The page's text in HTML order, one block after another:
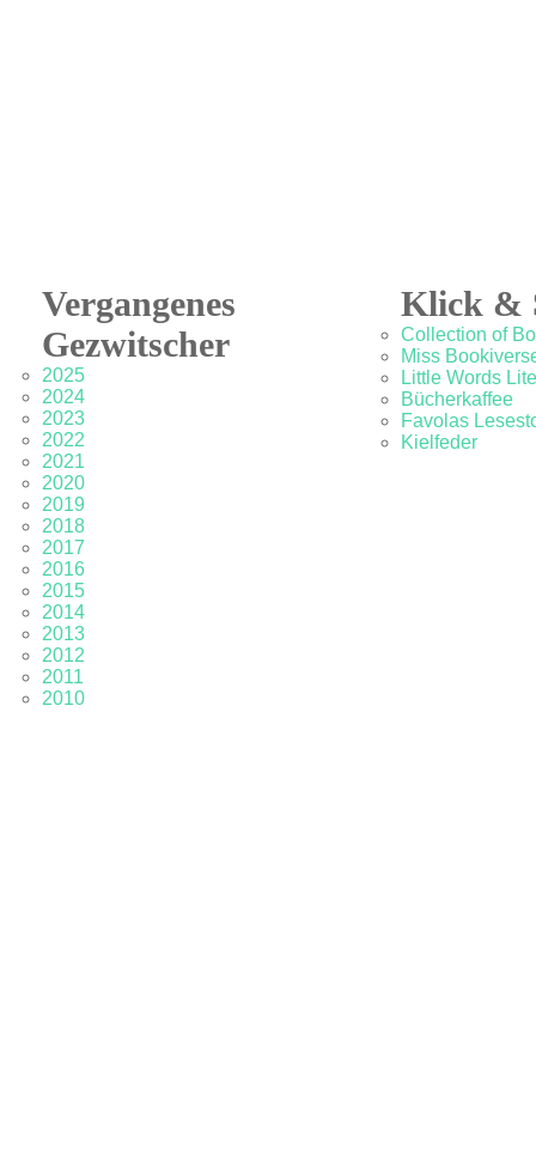
Vergangenes
Gezwitscher
2025
2024
2023
2022
2021
2020
2019
2018
2017
2016
2015
2014
2013
2012
2011
2010
Klick &
Collection of
Miss
Little Words
Bücherkaffee
Favolas
Kielfeder